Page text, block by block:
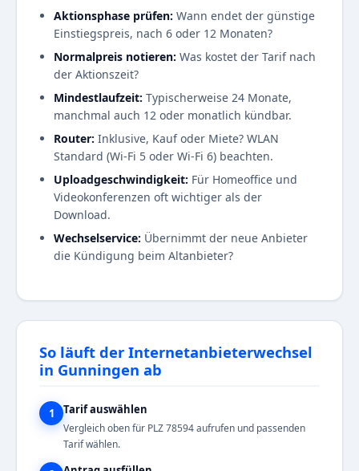
Aktionsphase prüfen: Wann endet der günstige
Einstiegspreis, nach 6 oder 12 Monaten?
Normalpreis notieren: Was kostet der Tarif nach
der Aktionszeit?
Mindestlaufzeit: Typischerweise 24 Monate,
manchmal auch 12 oder monatlich kündbar.
Router: Inklusive, Kauf oder Miete? WLAN
Standard (Wi-Fi 5 oder Wi-Fi 6) beachten.
Uploadgeschwindigkeit: Für Homeoffice und
Videokonferenzen oft wichtiger als der
Download.
Wechselservice: Übernimmt der neue Anbieter
die Kündigung beim Altanbieter?
So läuft der Internetanbieterwechsel
in Gunningen ab
1 Tarif auswählen
Vergleich oben für PLZ 78594 aufrufen und passenden
Tarif wählen.